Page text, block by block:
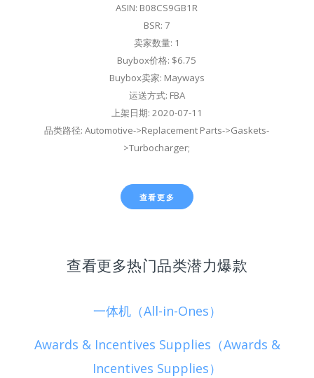
ASIN: B08CS9GB1R
BSR: 7
卖家数量: 1
Buybox价格: $6.75
Buybox卖家: Mayways
运送方式: FBA
上架日期: 2020-07-11
品类路径: Automotive->Replacement Parts->Gaskets-
>Turbocharger;
查看更多
查看更多热门品类潜力爆款
一体机（All-in-Ones）
Awards & Incentives Supplies（Awards &
Incentives Supplies）